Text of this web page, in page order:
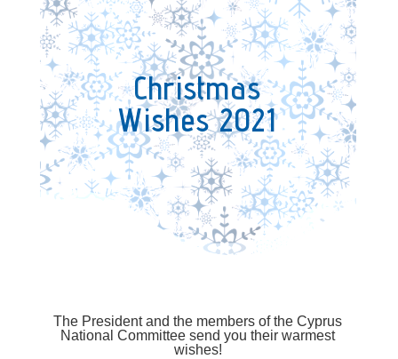
Christmas
Wishes 2021
The President and the members of the Cyprus
National Committee send you their warmest
wishes!